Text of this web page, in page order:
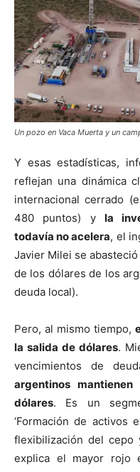
Un pozo en Vaca Muerta y un
Y esas estadísticas,
reflejan una dinámica
internacional cerrado
480 puntos) y la
todavía no acelera, el
Javier Milei se
de los dólares de los
deuda local).
Pero, al mismo tiempo,
la salida de dólares.
vencimientos de
argentinos
dólares. Es un
‘Formación de activos
flexibilización del
explica el mayor rojo